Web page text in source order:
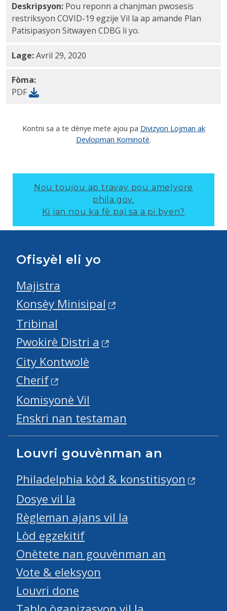
Deskripsyon: Pou reponn a chanjman pwosesis
restriksyon COVID-19 egzije Vil la ap amande Plan
Patisipasyon Sitwayen CDBG li yo.
Lage:Avril 29, 2020
Fòma:
PDF
Kontni sa a te dènye mete ajou pa Divizyon Lojman ak
Devlopman Kominotè.
Nou toujou ap travay pou amelyore
phila.gov.
Ki jan nou ka fè paj sa a pi byen?
Ofisyèl eli yo
Majistra
Konsèy Minisipal
Tribinal
Pwokirè Distri a
City Kontwolè
Cherif
Komisyonè Vil
Enskri nan testaman
Louvri gouvènman an
Philadelphia kòd & konstitisyon
Dosye vil la
Règleman ajans vil la
Lòd egzekitif
Onètete nan gouvènman an
Vote & eleksyon
Louvri done